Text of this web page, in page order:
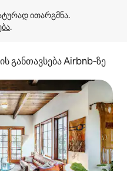
.
განთავსება Airbnb‑ზე